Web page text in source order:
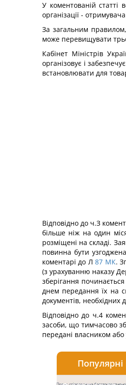
У коментованій статті
організації -
За загальним правилом,
може перевищувати
Кабінет Міністрів
організовує і
встановлювати для
Відповідно до ч.З
більше ніж на один
розміщені на складі.
повинна бути
коментарі до Л 87 МК.
(з урахуванню наказу
зберігання
днем передання їх на
документів, необхідних
Відповідно до ч.4
засоби, що тимчасово
передані власником